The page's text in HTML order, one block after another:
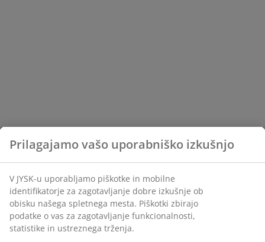
Prilagajamo vašo uporabniško izkušnjo
V JYSK-u uporabljamo piškotke in mobilne
identifikatorje za zagotavljanje dobre izkušnje ob
obisku našega spletnega mesta. Piškotki zbirajo
podatke o vas za zagotavljanje funkcionalnosti,
statistike in ustreznega trženja.